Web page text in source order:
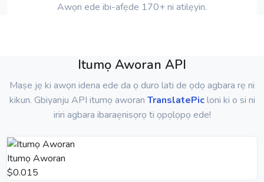
Awọn ede ibi-afẹde 170+ ni atilẹyin.
Itumọ Aworan API
Maṣe jẹ ki awọn idena ede da ọ duro lati de ọdọ agbara rẹ ni
kikun. Gbiyanju API itumọ aworan TranslatePicloni ki o si ni
iriri agbara ibaraẹnisọrọ ti ọpọlọpọ ede!
Itumọ Aworan
$0.015